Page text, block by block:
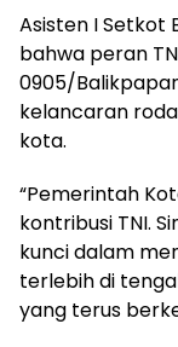
Asisten I Setkot
bahwa peran
0905/
kelancaran
kota.
“Pemerintah
kontribusi TNI.
kunci dalam
terlebih di
yang terus